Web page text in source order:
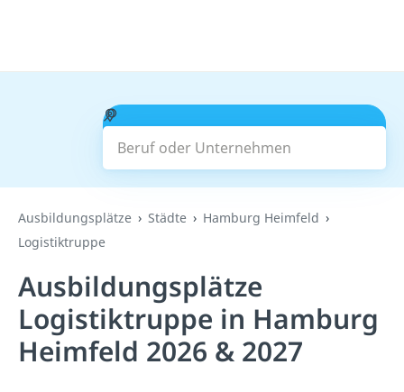
Beruf oder Unternehmen
Suchen
Ausbildungsplätze Städte
Hamburg Heimfeld
Logistiktruppe
Ausbildungsplätze
Logistiktruppe in Hamburg
Heimfeld 2026 & 2027